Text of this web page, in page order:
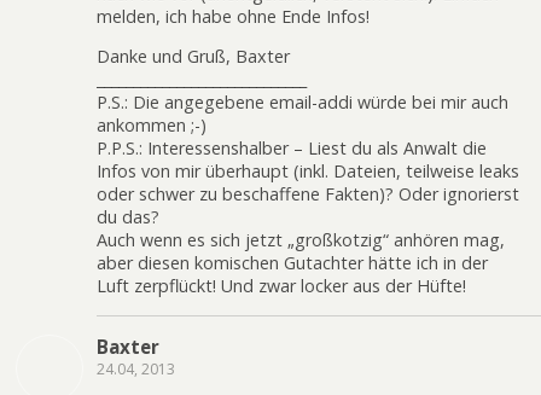
melden, ich habe ohne Ende Infos!
Danke und Gruß, Baxter
P.S.: Die angegebene email-addi würde bei mir auch
ankommen ;-)
P.P.S.: Interessenshalber – Liest du als Anwalt die
Infos von mir überhaupt (inkl. Dateien, teilweise leaks
oder schwer zu beschaffene Fakten)? Oder ignorierst
du das?
Auch wenn es sich jetzt „großkotzig“ anhören mag,
aber diesen komischen Gutachter hätte ich in der
Luft zerpflückt! Und zwar locker aus der Hüfte!
Baxter
24.04, 2013